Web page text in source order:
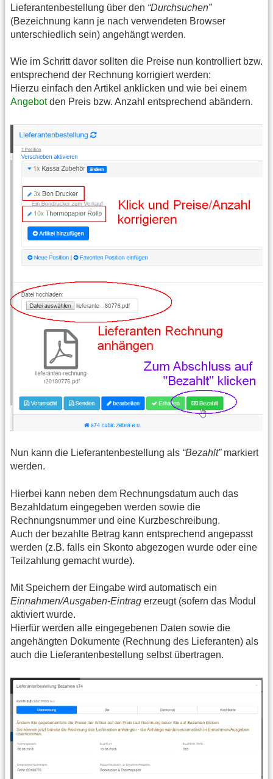
Lieferantenbestellung über den “Durchsuchen”
(Bezeichnung kann je nach verwendeten Browser
unterschiedlich sein) angehängt werden.
Wie im Schritt davor sollten die Preise nun kontrolliert bzw.
entsprechend der Rechnung korrigiert werden:
Hierzu einfach den Artikel anklicken und wie bei einem
Angebotden Preis bzw. Anzahl entsprechend abändern.
Nun kann die Lieferantenbestellung als “Bezahlt”markiert
werden.
Hierbei kann neben dem Rechnungsdatum auch das
Bezahldatum eingegeben werden sowie die
Rechnungsnummer und eine Kurzbeschreibung.
Auch der bezahlte Betrag kann entsprechend angepasst
werden (z.B. falls ein Skonto abgezogen wurde oder eine
Teilzahlung gemacht wurde).
Mit Speichern der Eingabe wird automatisch ein
Einnahmen/Ausgaben-Eintrag erzeugt (sofern das Modul
aktiviert wurde.
Hierfür werden alle eingegebenen Daten sowie die
angehängten Dokumente (Rechnung des Lieferanten) als
auch die Lieferantenbestellung selbst übertragen.